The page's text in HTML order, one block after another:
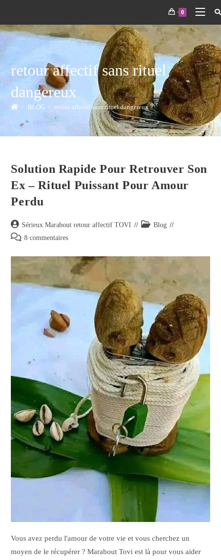
0
retour affectif sans rituel
dangereux
> BLOG > retour affectif sans rituel dangereux
Solution Rapide Pour Retrouver Son
Ex – Rituel Puissant Pour Amour
Perdu
Sérieux Marabout retour affectif TOVI
Blog
8 commentaires
Vous avez perdu l'amour de votre vie et vous cherchez un
moyen de le récupérer ? Marabout Tovi est là pour vous aider